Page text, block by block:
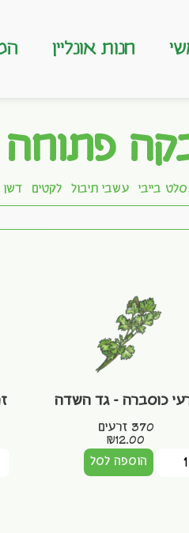
חנות אונליין
סלט בייבי עשבי תיבול לקטים דשן
כוסברה – גד השדה
370 זרעים
₪12.00
הוספה לסל